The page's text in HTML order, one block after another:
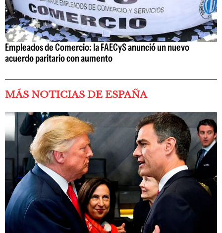
Empleados de Comercio: la FAECyS anunció un nuevo
acuerdo paritario con aumento
MÁS NOTICIAS DE ESPAÑA